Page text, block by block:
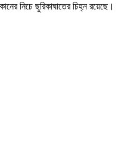
নিচে ছুরিকাঘাতের চিহ্ন রয়েছে।